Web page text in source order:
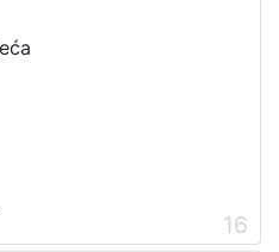
16